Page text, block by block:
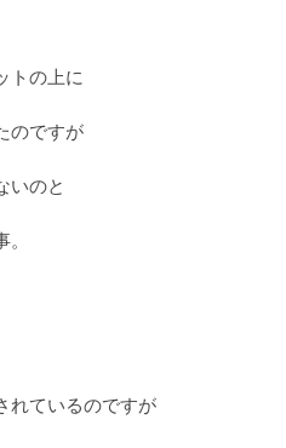
トの上に
のですが
いのと
れているのですが